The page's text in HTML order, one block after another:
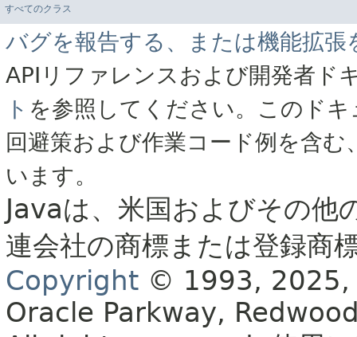
すべてのクラス
バグを報告する、または機能拡張
APIリファレンスおよび開発者ド
ト を参照してください。このド
回避策および作業コード例を含
います。
Javaは、米国およびその
連会社の商標または登録商
Copyright © 1993, 2025,
Oracle Parkway,